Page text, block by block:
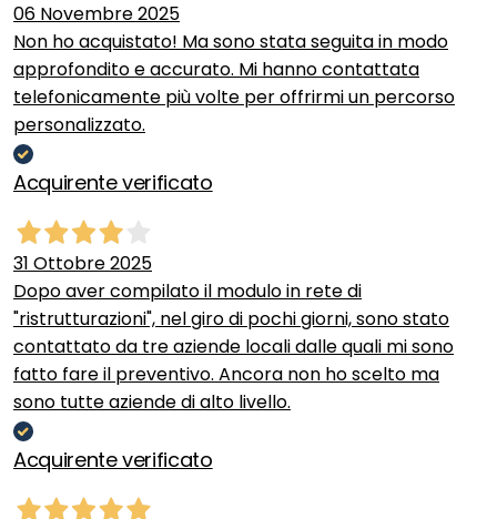
06 Novembre 2025
Non ho acquistato! Ma sono stata seguita in modo
approfondito e accurato. Mi hanno contattata
telefonicamente più volte per offrirmi un percorso
personalizzato.
Acquirente verificato
31 Ottobre 2025
Dopo aver compilato il modulo in rete di
"ristrutturazioni", nel giro di pochi giorni, sono stato
contattato da tre aziende locali dalle quali mi sono
fatto fare il preventivo. Ancora non ho scelto ma
sono tutte aziende di alto livello.
Acquirente verificato